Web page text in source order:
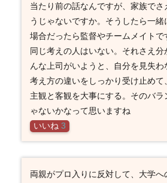
当たり前の話なんですが、家族でさ
うじゃないですか。そうしたら一
場合だったら監督やチームメイトで
同じ考えの人はいない。それさえ
んな上司がいようと、自分を見失わ
考え方の違いをしっかり受け止め
主観と客観を大事にする。そのバラ
ゃないかなって思いますね
いいね 3
両親がプロ入りに反対して、大学へ